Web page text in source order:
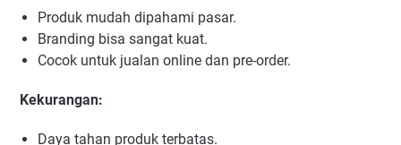
Produk mudah dipahami pasar.
Branding bisa sangat kuat.
Cocok untuk jualan online dan pre-order.
Kekurangan:
Daya tahan produk terbatas.